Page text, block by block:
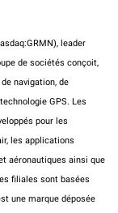
leader
de sociétés conçoit,
navigation, de
GPS. Les
pour les
les applications
aéronautiques ainsi que
filiales sont basées
une marque déposée